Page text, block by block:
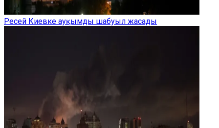
Ресей Киевке ауқымды шабуыл жасады